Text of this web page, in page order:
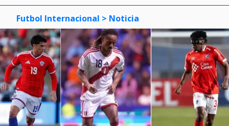
Futbol Internacional > Noticia